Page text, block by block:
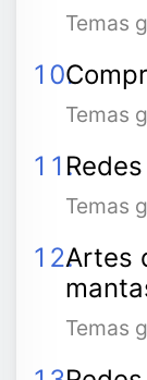
Temas
Temas
Temas
Artes
Temas